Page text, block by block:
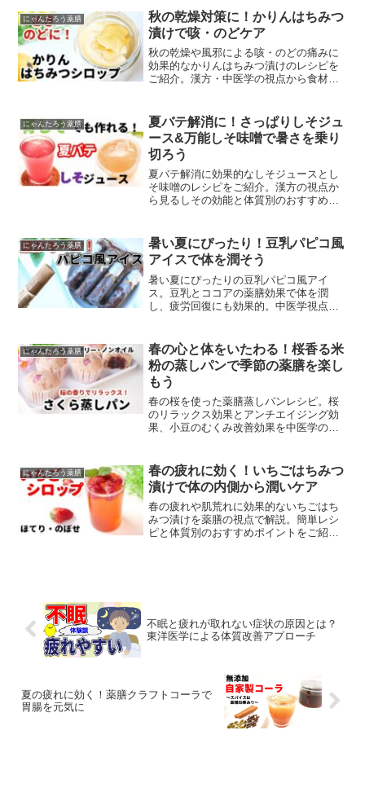
にゃんたろう薬膳
秋の乾燥対策に！かりんはちみつ
漬けで咳・のどケア
秋の乾燥や風邪による咳・のどの痛みに
効果的なかりんはちみつ漬けのレシピを
ご紹介。漢方・中医学の視点から食材の
にゃんたろう薬膳
夏バテ解消に！さっぱりしそジュ
ース&万能しそ味噌で暑さを乗り
切ろう
夏バテ解消に効果的なしそジュースとし
そ味噌のレシピをご紹介。漢方の視点か
ら見るしその効能と体質別のおすすめポ
にゃんたろう薬膳
暑い夏にぴったり！豆乳パピコ風
アイスで体を潤そう
暑い夏にぴったりの豆乳パピコ風アイ
ス。豆乳とココアの薬膳効果で体を潤
し、疲労回復にも効果的。中医学視点か
にゃんたろう薬膳
春の心と体をいたわる！桜香る米
粉の蒸しパンで季節の薬膳を楽し
もう
春の桜を使った薬膳蒸しパンレシピ。桜
のリラックス効果とアンチエイジング効
果、小豆のむくみ改善効果を中医学の視
にゃんたろう薬膳
春の疲れに効く！いちごはちみつ
漬けで体の内側から潤いケア
春の疲れや肌荒れに効果的ないちごはち
みつ漬けを薬膳の視点で解説。簡単レシ
ピと体質別のおすすめポイントをご紹介
不眠と疲れが取れない症状の原因とは？
東洋医学による体質改善アプローチ
夏の疲れに効く！薬膳クラフトコーラで
胃腸を元気に